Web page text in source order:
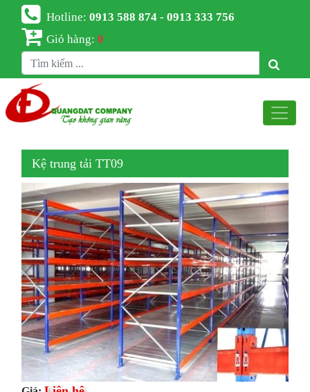
Hotline:0913 588 874 - 0913 333 756
Giỏ hàng:0
Kệ trung tải TT09